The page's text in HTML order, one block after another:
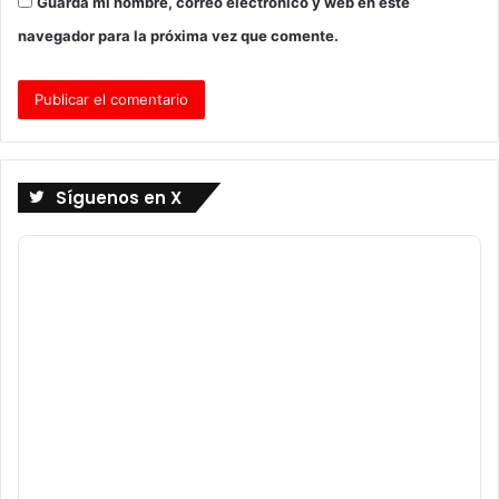
navegador para la próxima vez que comente.
Síguenos en X